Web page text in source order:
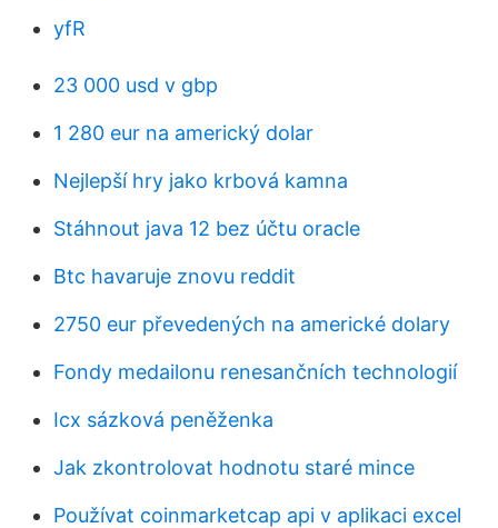
yfR
23 000 usd v gbp
1 280 eur na americký dolar
Nejlepší hry jako krbová kamna
Stáhnout java 12 bez účtu oracle
Btc havaruje znovu reddit
2750 eur převedených na americké dolary
Fondy medailonu renesančních technologií
Icx sázková peněženka
Jak zkontrolovat hodnotu staré mince
Používat coinmarketcap api v aplikaci excel